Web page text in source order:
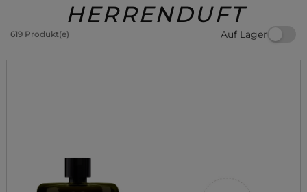
HERRENDUFT
619 Produkt(e) Auf Lager